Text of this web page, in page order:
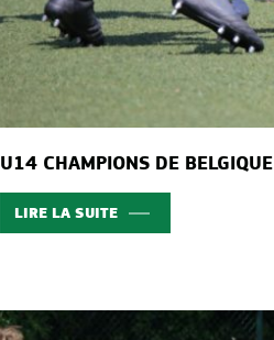
U14 CHAMPIONS DE BELGIQUE
LIRE LA SUITE